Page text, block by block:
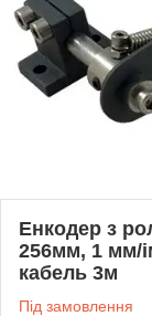
Енкодер з
256мм, 1 мм/
кабель 3м
Під замовлення